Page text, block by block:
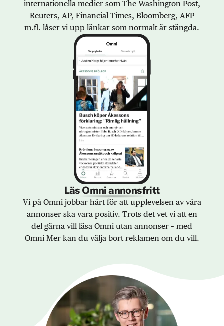
internationella medier som The Washington Post,
Reuters, AP, Financial Times, Bloomberg, AFP
m.fl. låser vi upp länkar som normalt är stängda.
Läs Omni annonsfritt
Vi på Omni jobbar hårt för att upplevelsen av våra
annonser ska vara positiv. Trots det vet vi att en
del gärna vill läsa Omni utan annonser – med
Omni Mer kan du välja bort reklamen om du vill.